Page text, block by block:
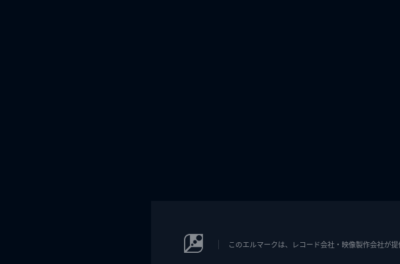
このエルマークは、レコード会社・映像製作会社が